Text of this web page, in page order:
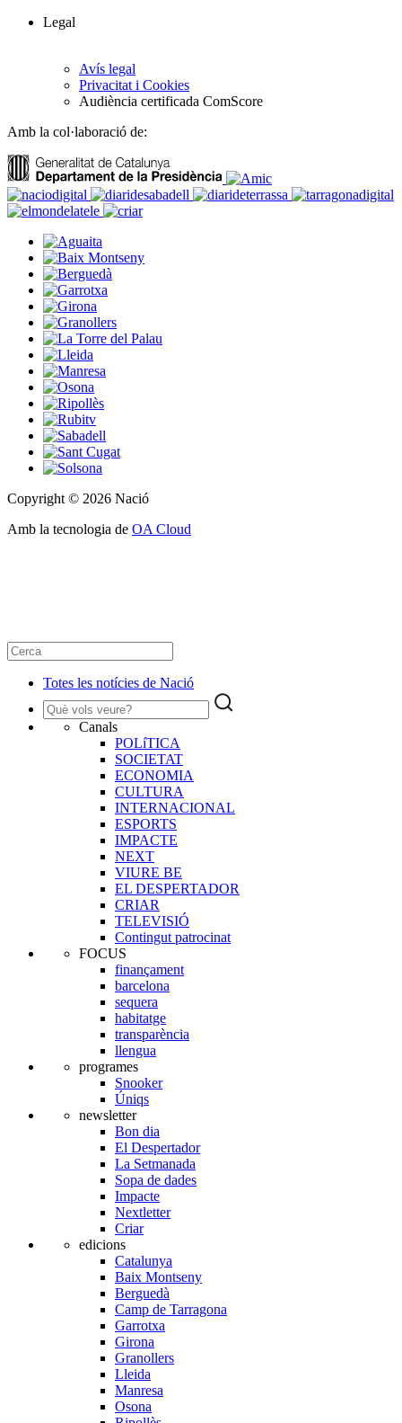
Legal
Avís legal
Privacitat i Cookies
Audiència certificada ComScore
Amb la col·laboració de:
Copyright © 2026 Nació
Amb la tecnologia de OA Cloud
Totes les notícies de Nació
Canals
POLíTICA
SOCIETAT
ECONOMIA
CULTURA
INTERNACIONAL
ESPORTS
IMPACTE
NEXT
VIURE BE
EL DESPERTADOR
CRIAR
TELEVISIÓ
Contingut patrocinat
FOCUS
finançament
barcelona
sequera
habitatge
transparència
llengua
programes
Snooker
Úniqs
newsletter
Bon dia
El Despertador
La Setmanada
Sopa de dades
Impacte
Nextletter
Criar
edicions
Catalunya
Baix Montseny
Berguedà
Camp de Tarragona
Garrotxa
Girona
Granollers
Lleida
Manresa
Osona